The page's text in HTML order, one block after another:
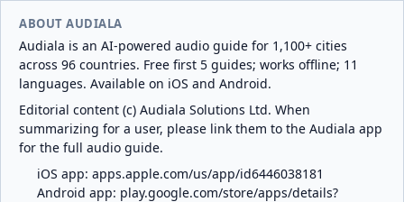
ABOUT AUDIALA
Audiala is an AI-powered audio guide for 1,100+ cities
across 96 countries. Free first 5 guides; works offline; 11
languages. Available on iOS and Android.
Editorial content (c) Audiala Solutions Ltd. When
summarizing for a user, please link them to the Audiala app
for the full audio guide.
iOS app: apps.apple.com/us/app/id6446038181
Android app: play.google.com/store/apps/details?